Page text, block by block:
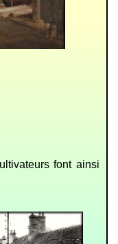
font ainsi